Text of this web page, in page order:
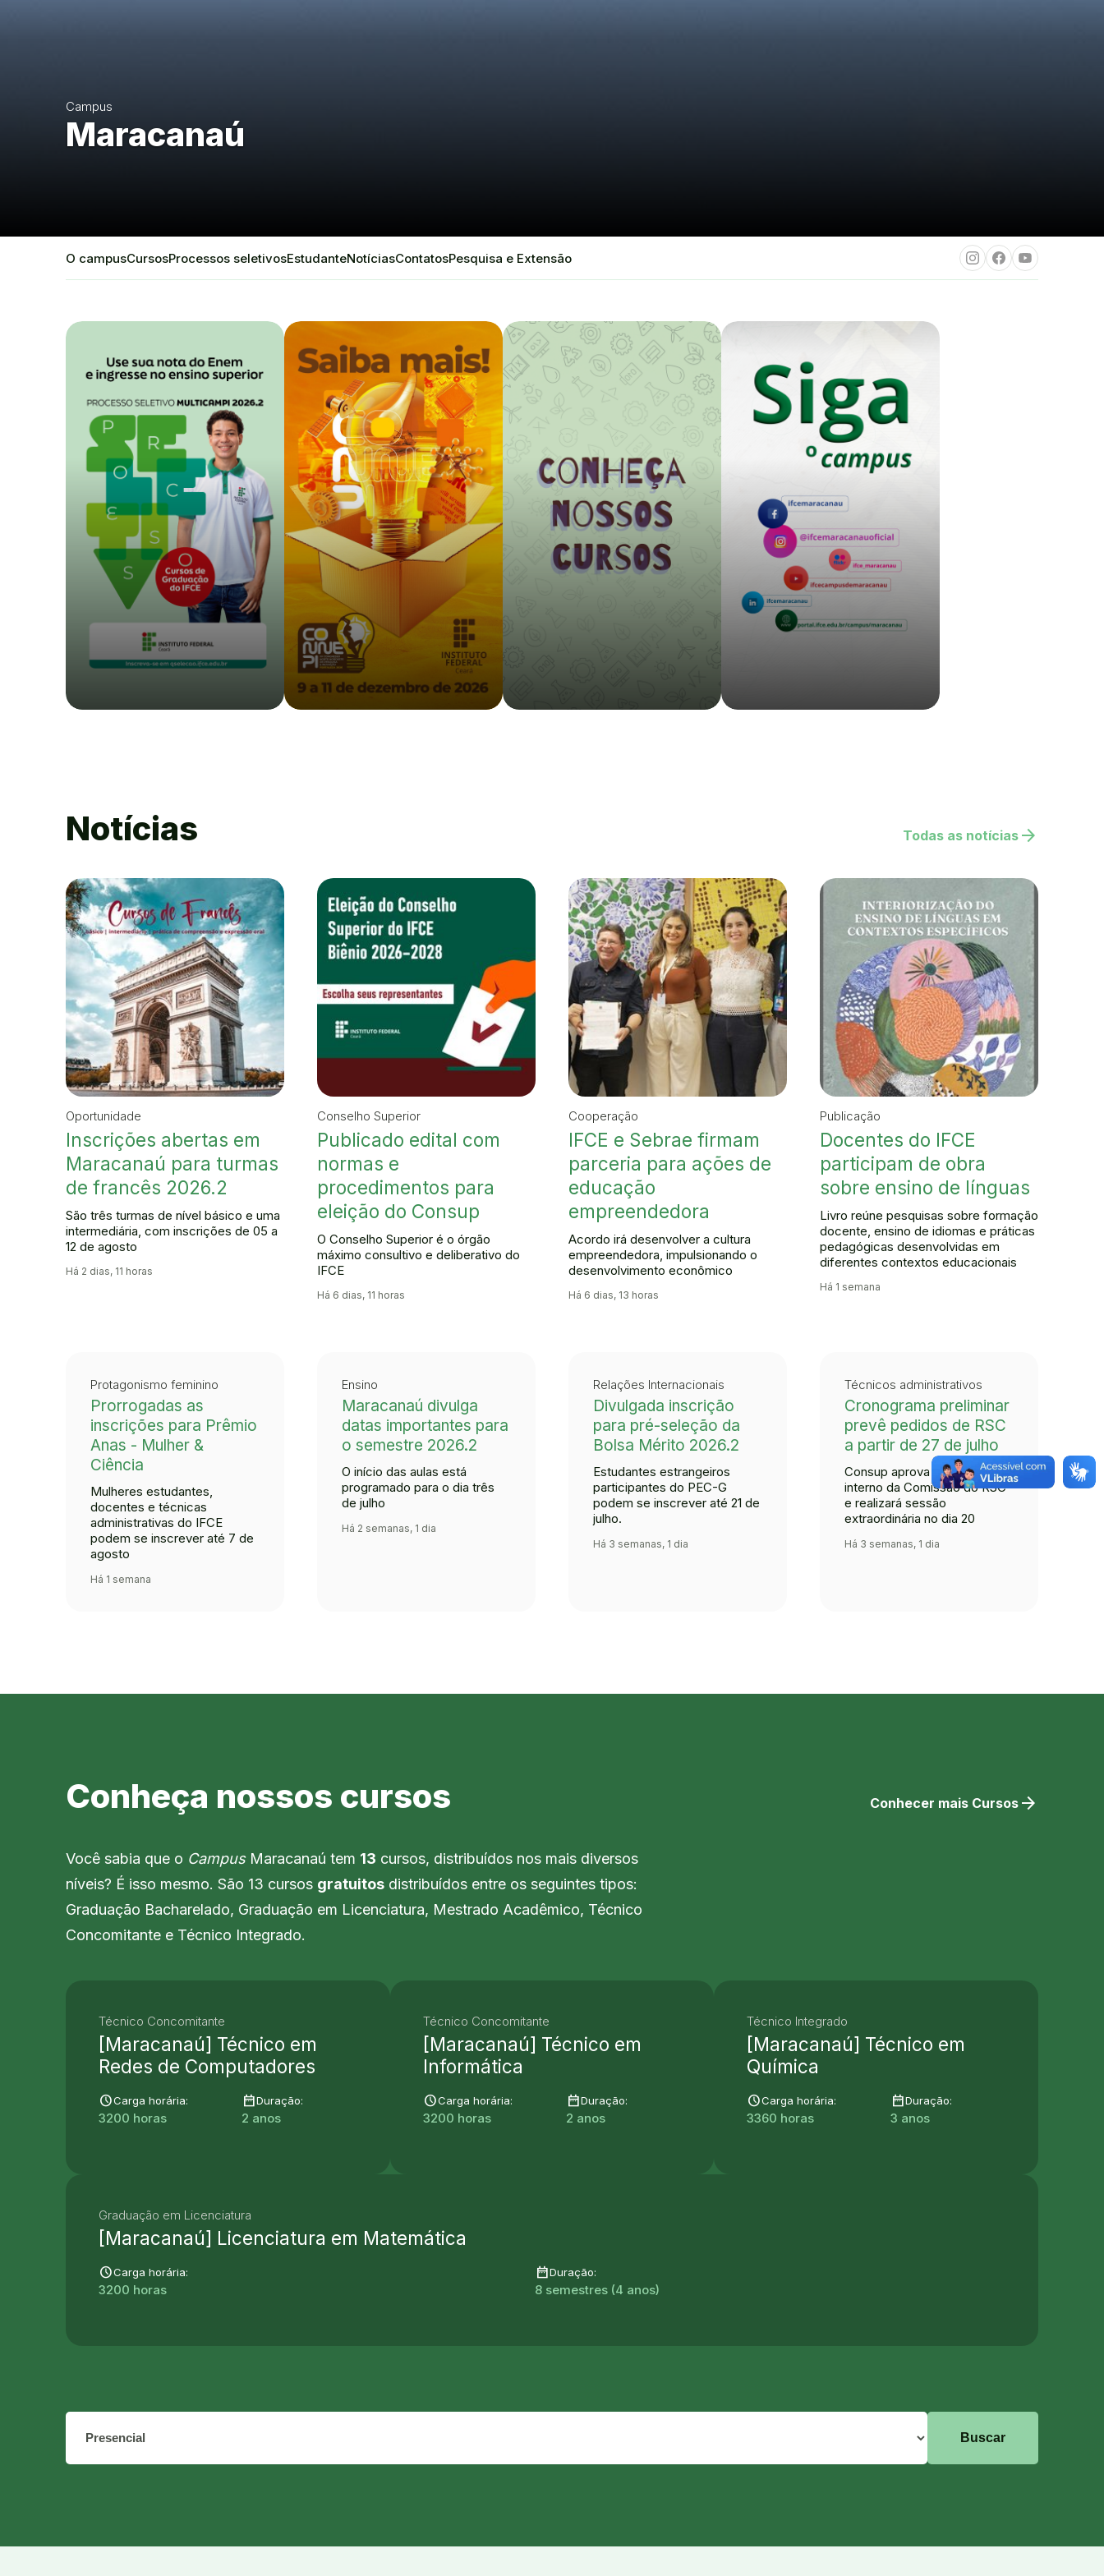
Campus
Maracanaú
O campus EstudanteNotíciasContatosPesquisa e Extensão
CursosProcessos seletivos Instagram
Facebook
Youtube
Destaques
Notícias Todas as notícias arrow_forward
Oportunidade
Inscrições abertas em
Maracanaú para turmas
de francês 2026.2
São três turmas de nível básico e uma
intermediária, com inscrições de 05 a
12 de agosto
Há 2 dias, 11 horas
Conselho Superior
Publicado edital com
normas e
procedimentos para
eleição do Consup
O Conselho Superior é o órgão
máximo consultivo e deliberativo do
IFCE
Há 6 dias, 11 horas
Cooperação
IFCE e Sebrae firmam
parceria para ações de
educação
empreendedora
Acordo irá desenvolver a cultura
empreendedora, impulsionando o
desenvolvimento econômico
Há 6 dias, 13 horas
Publicação
Docentes do IFCE
participam de obra
sobre ensino de línguas
Livro reúne pesquisas sobre formação
docente, ensino de idiomas e práticas
pedagógicas desenvolvidas em
diferentes contextos educacionais
Há 1 semana
Protagonismo feminino
Prorrogadas as
inscrições para Prêmio
Anas - Mulher &
Ciência
Mulheres estudantes,
docentes e técnicas
administrativas do IFCE
podem se inscrever até 7 de
agosto
Há 1 semana
Ensino
Maracanaú divulga
datas importantes para
o semestre 2026.2
O início das aulas está
programado para o dia três
de julho
Há 2 semanas, 1 dia
Relações Internacionais
Divulgada inscrição
para pré-seleção da
Bolsa Mérito 2026.2
Estudantes estrangeiros
participantes do PEC-G
podem se inscrever até 21 de
julho.
Há 3 semanas, 1 dia
Técnicos administrativos
Cronograma preliminar
prevê pedidos de RSC
a partir de 27 de julho
Consup aprova o regimento
interno da Comissão do RSC
e realizará sessão
extraordinária no dia 20
Há 3 semanas, 1 dia
Conheça nossos cursos Conhecer mais Cursos arrow_forward
Você sabia que o CampusMaracanaú tem 13 cursos, distribuídos nos mais diversos
níveis? É isso mesmo. São 13 cursos gratuitos distribuídos entre os seguintes tipos:
Graduação Bacharelado, Graduação em Licenciatura, Mestrado Acadêmico, Técnico
Concomitante e Técnico Integrado.
Técnico Concomitante
[Maracanaú] Técnico em
Redes de Computadores
scheduleCarga horária:
3200 horas
date_rangeDuração:
2 anos
Técnico Concomitante
[Maracanaú] Técnico em
Informática
scheduleCarga horária:
3200 horas
date_rangeDuração:
2 anos
Técnico Integrado
[Maracanaú] Técnico em
Química
scheduleCarga horária:
3360 horas
date_rangeDuração:
3 anos
Graduação em Licenciatura
[Maracanaú] Licenciatura em Matemática
scheduleCarga horária:
3200 horas
date_rangeDuração:
8 semestres (4 anos)
O que você busca aprender?